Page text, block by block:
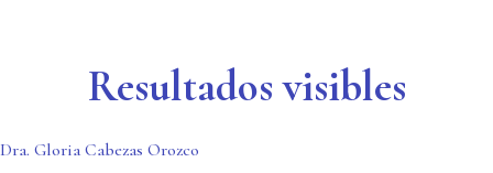
Resultados visibles
Dra. Gloria Cabezas Orozco